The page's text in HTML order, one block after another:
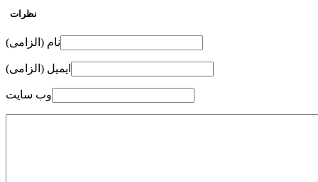
نظرات
نام (الزامی)
ایمیل (الزامی)
وب سایت